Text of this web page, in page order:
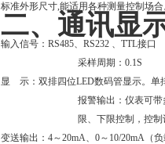
标准外形尺寸,能适用各种测量控制场
二、通讯显
输入信号： RS485、 RS232 、TTL接口
采样周期： 0.1S
显
示： 双排四位LED数码管显示。单
报警输出： 仪表可带
限、下限控制，控
变送输出： 4～20mA、 0～ 10/20mA （